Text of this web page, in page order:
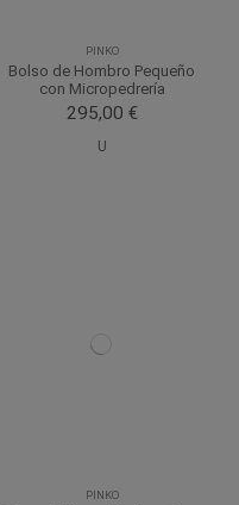
PINKO
Bolso de Hombro Pequeño
con Micropedrería
295,00 €
U
PINKO